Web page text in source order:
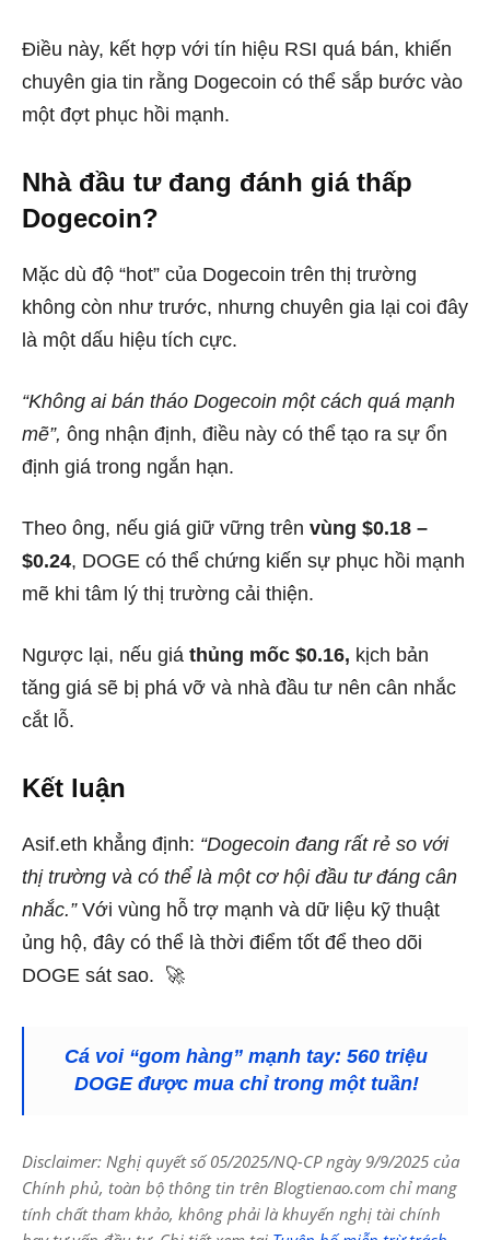
Điều này, kết hợp với tín hiệu RSI quá bán, khiến
chuyên gia tin rằng Dogecoin có thể sắp bước vào
một đợt phục hồi mạnh.
Nhà đầu tư đang đánh giá thấp
Dogecoin?
Mặc dù độ “hot” của Dogecoin trên thị trường
không còn như trước, nhưng chuyên gia lại coi đây
là một dấu hiệu tích cực.
“Không ai bán tháo Dogecoin một cách quá mạnh
mẽ”, ông nhận định, điều này có thể tạo ra sự ổn
định giá trong ngắn hạn.
Theo ông, nếu giá giữ vững trên vùng $0.18 –
$0.24, DOGE có thể chứng kiến sự phục hồi mạnh
mẽ khi tâm lý thị trường cải thiện.
Ngược lại, nếu giá thủng mốc $0.16, kịch bản
tăng giá sẽ bị phá vỡ và nhà đầu tư nên cân nhắc
cắt lỗ.
Kết luận
Asif.eth khẳng định: “Dogecoin đang rất rẻ so với
thị trường và có thể là một cơ hội đầu tư đáng cân
nhắc.”Với vùng hỗ trợ mạnh và dữ liệu kỹ thuật
ủng hộ, đây có thể là thời điểm tốt để theo dõi
DOGE sát sao. 🚀
Cá voi “gom hàng” mạnh tay: 560 triệu
DOGE được mua chỉ trong một tuần!
Disclaimer: Nghị quyết số 05/2025/NQ-CP ngày 9/9/2025 của
Chính phủ, toàn bộ thông tin trên Blogtienao.com chỉ mang
tính chất tham khảo, không phải là khuyến nghị tài chính